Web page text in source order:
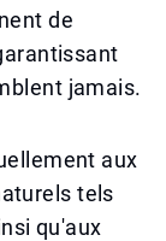
de
jamais.
aux
tels
qu'aux